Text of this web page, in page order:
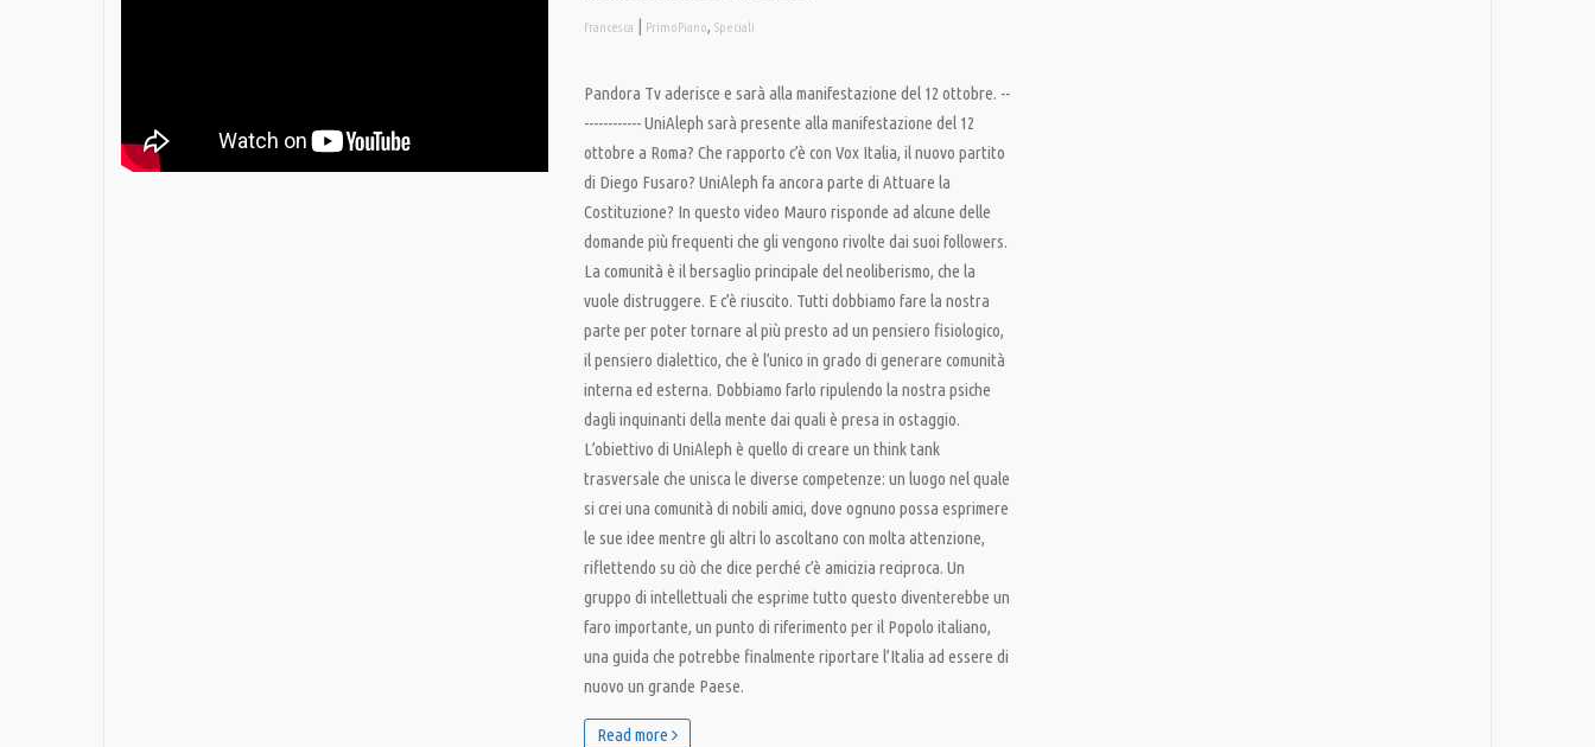
francesca | PrimoPiano, Speciali
Pandora Tv aderisce e sarà alla manifestazione del 12 ottobre. --
------------ UniAleph sarà presente alla manifestazione del 12
ottobre a Roma? Che rapporto c’è con Vox Italia, il nuovo partito
di Diego Fusaro? UniAleph fa ancora parte di Attuare la
Costituzione? In questo video Mauro risponde ad alcune delle
domande più frequenti che gli vengono rivolte dai suoi followers.
La comunità è il bersaglio principale del neoliberismo, che la
vuole distruggere. E c’è riuscito. Tutti dobbiamo fare la nostra
parte per poter tornare al più presto ad un pensiero fisiologico,
il pensiero dialettico, che è l’unico in grado di generare comunità
interna ed esterna. Dobbiamo farlo ripulendo la nostra psiche
dagli inquinanti della mente dai quali è presa in ostaggio.
L’obiettivo di UniAleph è quello di creare un think tank
trasversale che unisca le diverse competenze: un luogo nel quale
si crei una comunità di nobili amici, dove ognuno possa esprimere
le sue idee mentre gli altri lo ascoltano con molta attenzione,
riflettendo su ciò che dice perché c’è amicizia reciproca. Un
gruppo di intellettuali che esprime tutto questo diventerebbe un
faro importante, un punto di riferimento per il Popolo italiano,
una guida che potrebbe finalmente riportare l’Italia ad essere di
nuovo un grande Paese.
Read more